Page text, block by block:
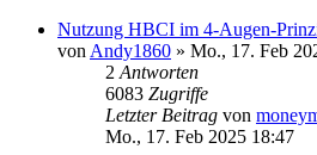
Nutzung HBCI im 4-Augen-
von Andy1860 » Mo., 17. Feb
2 Antworten
6083 Zugriffe
Letzter Beitrag von
Mo., 17. Feb 2025 18:47